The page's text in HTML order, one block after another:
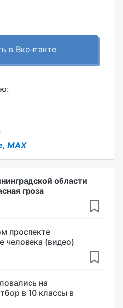
в Вконтакте
, MAX
области
гроза
проспекте
человека (видео)
на
в 10 классы в